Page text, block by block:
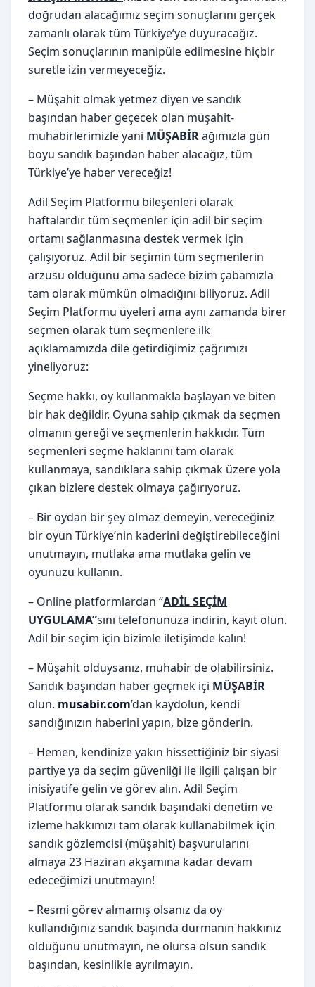
doğrudan alacağımız seçim sonuçlarını gerçek
zamanlı olarak tüm Türkiye’ye duyuracağız.
Seçim sonuçlarının manipüle edilmesine hiçbir
suretle izin vermeyeceğiz.
– Müşahit olmak yetmez diyen ve sandık
başından haber geçecek olan müşahit-
muhabirlerimizle yani MÜŞABİRağımızla gün
boyu sandık başından haber alacağız, tüm
Türkiye’ye haber vereceğiz!
Adil Seçim Platformu bileşenleri olarak
haftalardır tüm seçmenler için adil bir seçim
ortamı sağlanmasına destek vermek için
çalışıyoruz. Adil bir seçimin tüm seçmenlerin
arzusu olduğunu ama sadece bizim çabamızla
tam olarak mümkün olmadığını biliyoruz. Adil
Seçim Platformu üyeleri ama aynı zamanda birer
seçmen olarak tüm seçmenlere ilk
açıklamamızda dile getirdiğimiz çağrımızı
yineliyoruz:
Seçme hakkı, oy kullanmakla başlayan ve biten
bir hak değildir. Oyuna sahip çıkmak da seçmen
olmanın gereği ve seçmenlerin hakkıdır. Tüm
seçmenleri seçme haklarını tam olarak
kullanmaya, sandıklara sahip çıkmak üzere yola
çıkan bizlere destek olmaya çağırıyoruz.
– Bir oydan bir şey olmaz demeyin, vereceğiniz
bir oyun Türkiye’nin kaderini değiştirebileceğini
unutmayın, mutlaka ama mutlaka gelin ve
oyunuzu kullanın.
– Online platformlardan “ADİL SEÇİM
UYGULAMA”sını telefonunuza indirin, kayıt olun.
Adil bir seçim için bizimle iletişimde kalın!
– Müşahit olduysanız, muhabir de olabilirsiniz.
Sandık başından haber geçmek içi MÜŞABİR
olun. musabir.com’dan kaydolun, kendi
sandığınızın haberini yapın, bize gönderin.
– Hemen, kendinize yakın hissettiğiniz bir siyasi
partiye ya da seçim güvenliği ile ilgili çalışan bir
inisiyatife gelin ve görev alın. Adil Seçim
Platformu olarak sandık başındaki denetim ve
izleme hakkımızı tam olarak kullanabilmek için
sandık gözlemcisi (müşahit) başvurularını
almaya 23 Haziran akşamına kadar devam
edeceğimizi unutmayın!
– Resmi görev almamış olsanız da oy
kullandığınız sandık başında durmanın hakkınız
olduğunu unutmayın, ne olursa olsun sandık
başından, kesinlikle ayrılmayın.